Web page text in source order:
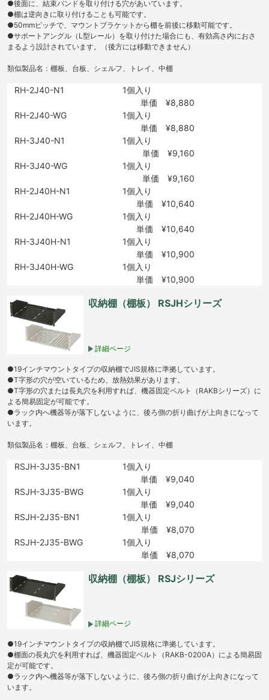
●後面に、結束バンドを取り付ける穴があいています。
●棚は逆向きに取り付けることも可能です。
●50mmピッチで、マウントブラケットから棚を前後に移動可能です。
●サポートアングル（L型レール）を取り付けた場合にも、有効高さ内におさ
まるよう設計されています。（後方には移動できません）
類似製品名：棚板、台板、シェルフ、トレイ、中棚
RH-2J40-N1
1個入り
単価 ¥8,880
RH-2J40-WG
1個入り
単価 ¥8,880
RH-3J40-N1
1個入り
単価 ¥9,160
RH-3J40-WG
1個入り
単価 ¥9,160
RH-2J40H-N1
1個入り
単価 ¥10,640
RH-2J40H-WG
1個入り
単価 ¥10,640
RH-3J40H-N1
1個入り
単価 ¥10,900
RH-3J40H-WG
1個入り
単価 ¥10,900
収納棚（棚板） RSJHシリーズ
詳細ページ
●19インチマウントタイプの収納棚でJIS規格に準拠しています。
●T字形の穴が空いているため、放熱効果があります。
●T字形の穴または長丸穴を利用すれば、機器固定ベルト（RAKBシリーズ）に
よる簡易固定が可能です。
●ラック内へ機器等が落下しないように、後ろ側の折り曲げが上向きになって
います。
類似製品名：棚板、台板、シェルフ、トレイ、中棚
RSJH-3J35-BN1
1個入り
単価 ¥9,040
RSJH-3J35-BWG
1個入り
単価 ¥9,040
RSJH-2J35-BN1
1個入り
単価 ¥8,070
RSJH-2J35-BWG
1個入り
単価 ¥8,070
収納棚（棚板） RSJシリーズ
詳細ページ
●19インチマウントタイプの収納棚でJIS規格に準拠しています。
●棚面の長丸穴を利用すれば、機器固定ベルト（RAKB-0200A）による簡易固
定が可能です。
●ラック内へ機器等が落下しないように、後ろ側の折り曲げが上向きになって
います。